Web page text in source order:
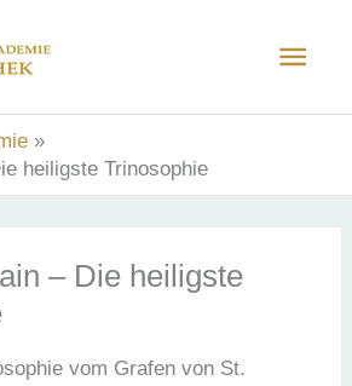
heiligste Trinosophie
– Die heiligste
vom Grafen von St.